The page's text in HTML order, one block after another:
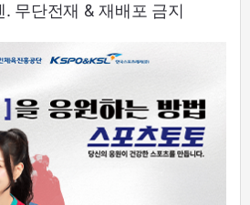
무단전재 & 재배포 금지